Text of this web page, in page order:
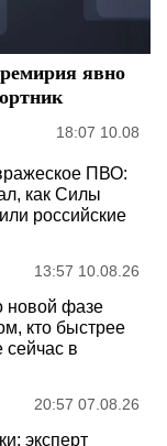
явно
18:07 10.08
ПВО:
как Силы
российские
13:57 10.08.26
новой фазе
кто быстрее
в
20:57 07.08.26
эксперт